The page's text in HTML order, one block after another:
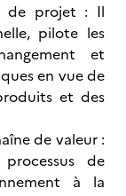
de projet : Il
pilote les
et
en vue de
et des
de valeur :
de
à la